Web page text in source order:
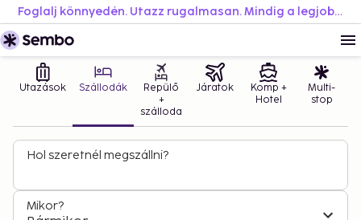
Foglalj könnyedén. Utazz rugalmasan. Mindig a legjobb áron.
Utazások Szállodák
Repülő
+
szálloda
Járatok
Komp +
Hotel
Multi-
stop
Hol szeretnél megszállni?
Mikor?